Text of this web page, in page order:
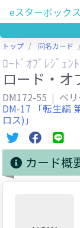
eスターボックス
トップ 同名カード
ﾛｰﾄﾞｵﾌﾞﾚｼﾞｪﾝ
ロード・オ
DM172-55 ベ
DM-17 「転生編
ロス)」
カード概